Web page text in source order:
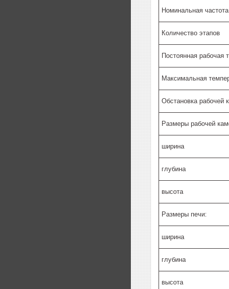
Номинальная частота
Количество этапов
Постоянная рабочая
Максимальная
Обстановка рабочей
Размеры рабочей
ширина
глубина
высота
Размеры печи:
ширина
глубина
высота